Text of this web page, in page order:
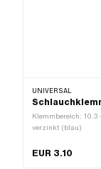
UNIVERSAL
Klemmbereich: 10.3
verzinkt (blau)
EUR 3.10